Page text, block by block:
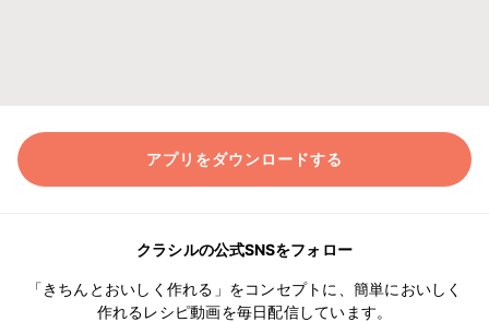
アプリをダウンロードする
クラシルの公式SNSをフォロー
「きちんとおいしく作れる」をコンセプトに、簡単においしく
作れるレシピ動画を毎日配信しています。